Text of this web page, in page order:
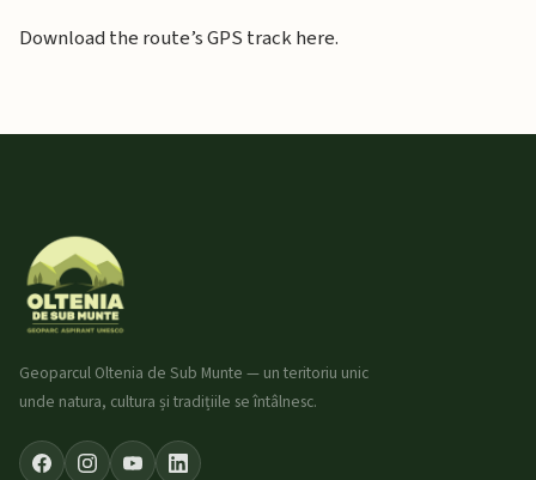
Download the route’s GPS track here.
Geoparcul Oltenia de Sub Munte — un teritoriu unic
unde natura, cultura și tradițiile se întâlnesc.